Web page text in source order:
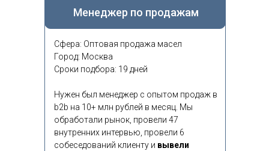
Менеджер по продажам
Сфера: Оптовая продажа масел
Город: Москва
Сроки подбора: 19 дней
Нужен был менеджер с опытом продаж в
b2b на 10+ млн рублей в месяц. Мы
обработали рынок, провели 47
внутренних интервью, провели 6
собеседований клиенту и вывели